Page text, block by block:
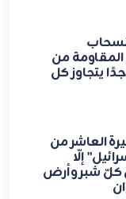
المقاومة من
يتجاوز كل
العاشر من
إلّا
كلّ شبر وأرض